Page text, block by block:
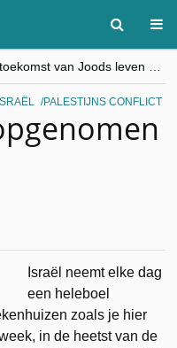
“Besnijdenisdebat toont hoe moeilijk seculiere Westen minderheden begrijpt”, Jinnih Beels (Vooruit)
CITYTRIP | ROEMENIË – Boekarest: de verrassing van Oost-Europa
goKosher lanceert nieuwe website en samenwerking met Mishpacha voor kosher travel en simchas wereldwijd
PALESTIJNS CONFLICT
Israël neemt elke dag
een heleboel
zoals je hier
in de heetst van de